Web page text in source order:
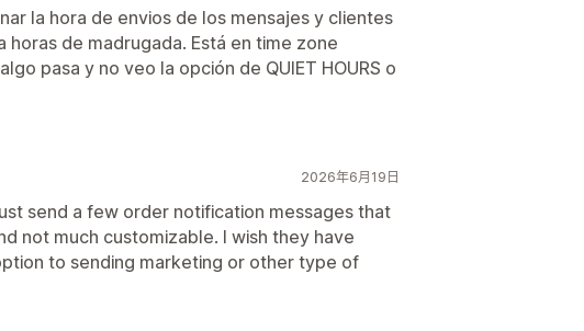
la hora de envios de los mensajes y clientes
horas de madrugada. Está en time zone
pasa y no veo la opción de QUIET HOURS o
2026年6月19日
send a few order notification messages that
not much customizable. I wish they have
to sending marketing or other type of